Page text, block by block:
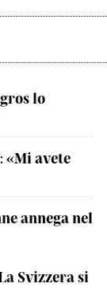
lo
«Mi avete
annega nel
Svizzera si